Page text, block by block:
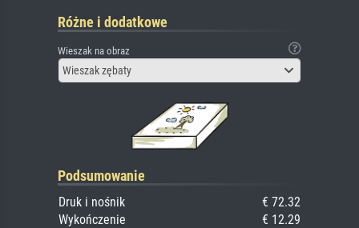
Różne i dodatkowe
Wieszak na obraz
Wieszak zębaty
Podsumowanie
Druk i nośnik
€ 72.32
Wykończenie
€ 12.29